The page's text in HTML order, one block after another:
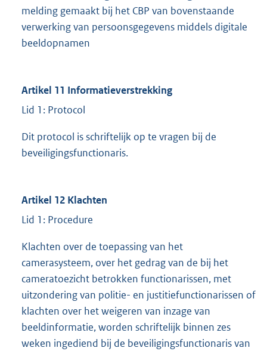
melding gemaakt bij het CBP van bovenstaande
verwerking van persoonsgegevens middels digitale
beeldopnamen
Artikel 11 Informatieverstrekking
Lid 1: Protocol
Dit protocol is schriftelijk op te vragen bij de
beveiligingsfunctionaris.
Artikel 12 Klachten
Lid 1: Procedure
Klachten over de toepassing van het
camerasysteem, over het gedrag van de bij het
cameratoezicht betrokken functionarissen, met
uitzondering van politie- en justitiefunctionarissen of
klachten over het weigeren van inzage van
beeldinformatie, worden schriftelijk binnen zes
weken ingediend bij de beveiligingsfunctionaris van